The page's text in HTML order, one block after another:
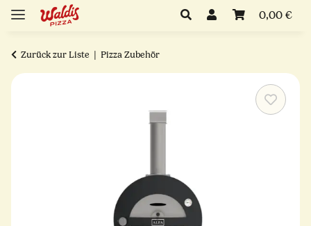
0,00 €
Zurück zur Liste Pizza Zubehör